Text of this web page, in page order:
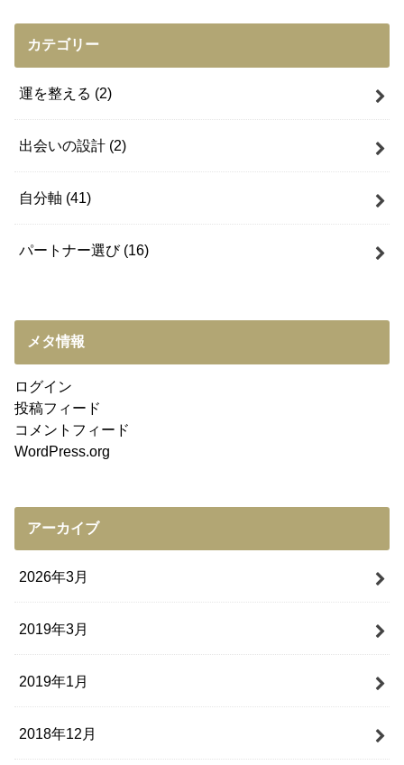
カテゴリー
運を整える (2)
出会いの設計 (2)
自分軸 (41)
パートナー選び (16)
メタ情報
ログイン
投稿フィード
コメントフィード
WordPress.org
アーカイブ
2026年3月
2019年3月
2019年1月
2018年12月